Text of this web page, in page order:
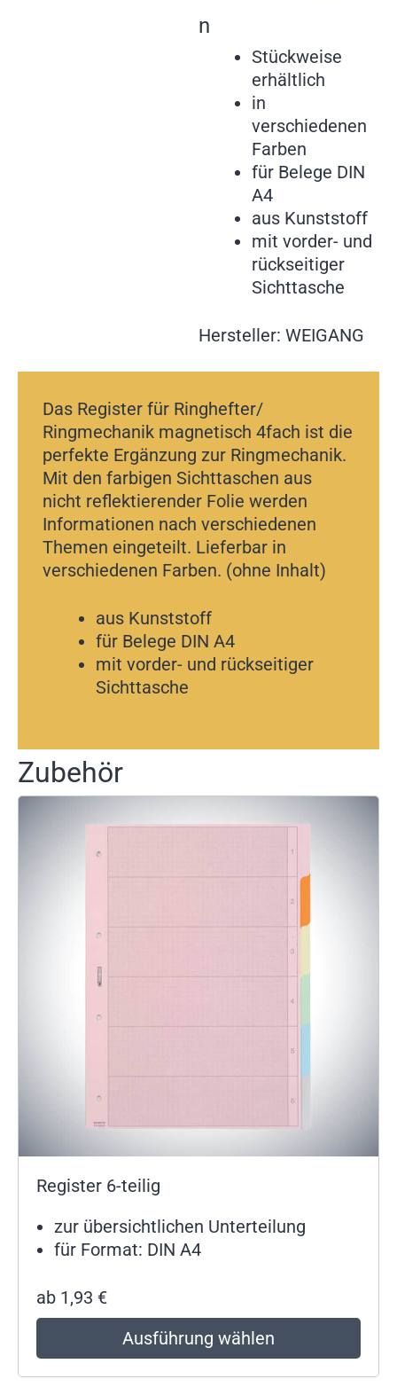
n
Stückweise
erhältlich
in
verschiedenen
Farben
für Belege DIN
A4
aus Kunststoff
mit vorder- und
rückseitiger
Sichttasche
Hersteller: WEIGANG
Das Register für Ringhefter/
Ringmechanik magnetisch 4fach ist die
perfekte Ergänzung zur Ringmechanik.
Mit den farbigen Sichttaschen aus
nicht reflektierender Folie werden
Informationen nach verschiedenen
Themen eingeteilt. Lieferbar in
verschiedenen Farben. (ohne Inhalt)
aus Kunststoff
für Belege DIN A4
mit vorder- und rückseitiger
Sichttasche
Zubehör
Register 6-teilig
zur übersichtlichen Unterteilung
für Format: DIN A4
ab 1,93 €
Ausführung wählen